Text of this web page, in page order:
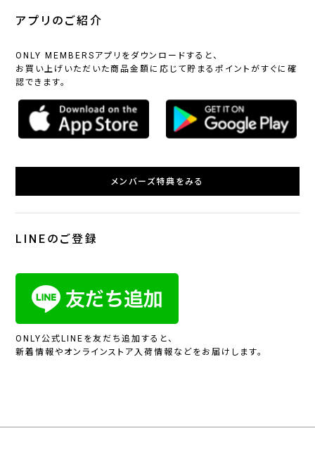
アプリのご紹介
ONLY MEMBERSアプリをダウンロードすると、
お買い上げいただいた商品金額に応じて貯まるポイントがすぐに確
認できます。
メンバーズ特典をみる
LINEのご登録
ONLY公式LINEを友だち追加すると、
新着情報やオンラインストア入荷情報などをお届けします。